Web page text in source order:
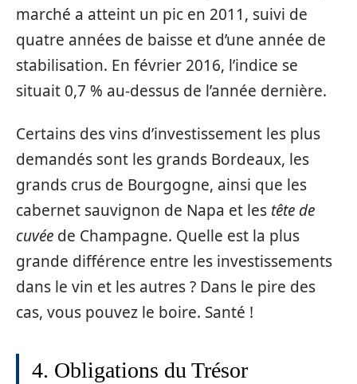
marché a atteint un pic en 2011, suivi de
quatre années de baisse et d’une année de
stabilisation. En février 2016, l’indice se
situait 0,7 % au-dessus de l’année dernière.
Certains des vins d’investissement les plus
demandés sont les grands Bordeaux, les
grands crus de Bourgogne, ainsi que les
cabernet sauvignon de Napa et les tête de
cuvée de Champagne. Quelle est la plus
grande différence entre les investissements
dans le vin et les autres ? Dans le pire des
cas, vous pouvez le boire. Santé !
4. Obligations du Trésor